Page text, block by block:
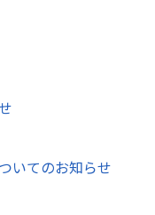
いてのお知らせ